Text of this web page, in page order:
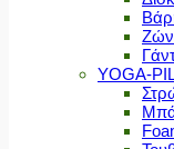
YOGA-